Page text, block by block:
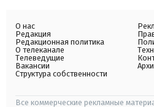
О нас
Редакция
Редакционная политика
О телеканале
Телеведущие
Вакансии
Структура собственности
Все коммерческие рекламные